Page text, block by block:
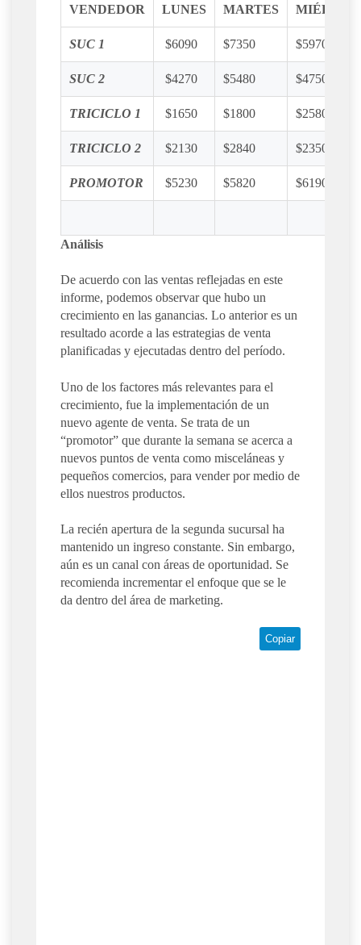
VENDEDOR LUNES MARTES
SUC 1 $6090 $7350 $5970
SUC 2 $4270 $5480 $4750
TRICICLO 1 $1650 $1800 $2580
TRICICLO 2 $2130 $2840 $2350
PROMOTOR $5230 $5820 $6190
Análisis
De acuerdo con las ventas reflejadas en este
informe, podemos observar que hubo un
crecimiento en las ganancias. Lo anterior es un
resultado acorde a las estrategias de venta
planificadas y ejecutadas dentro del período.
Uno de los factores más relevantes para el
crecimiento, fue la implementación de un
nuevo agente de venta. Se trata de un
“promotor” que durante la semana se acerca a
nuevos puntos de venta como misceláneas y
pequeños comercios, para vender por medio de
ellos nuestros productos.
La recién apertura de la segunda sucursal ha
mantenido un ingreso constante. Sin embargo,
aún es un canal con áreas de oportunidad. Se
recomienda incrementar el enfoque que se le
da dentro del área de marketing.
Copiar